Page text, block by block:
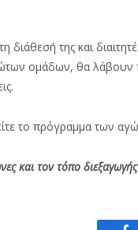
διάθεσή της και
ομάδων, θα
το πρόγραμμα των
και τον τόπο